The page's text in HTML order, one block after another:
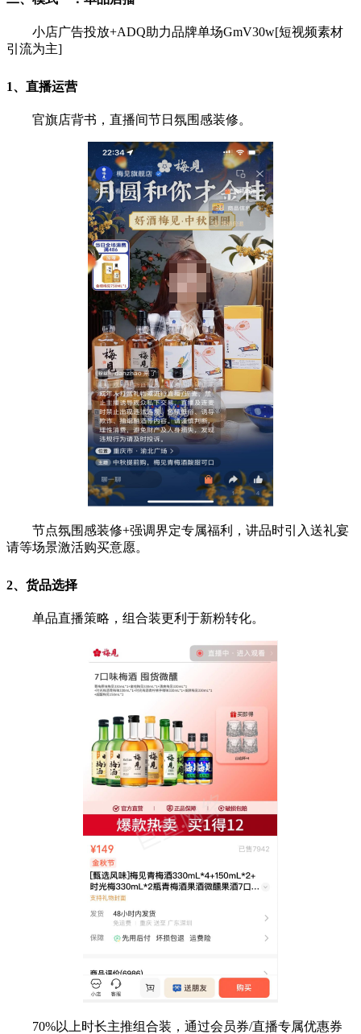
小店广告投放+ADQ助力品牌单场GmV30w[短视频素材
引流为主]
1、直播运营
官旗店背书，直播间节日氛围感装修。
节点氛围感装修+强调界定专属福利，讲品时引入送礼宴
请等场景激活购买意愿。
2、货品选择
单品直播策略，组合装更利于新粉转化。
70%以上时长主推组合装，通过会员券/直播专属优惠券